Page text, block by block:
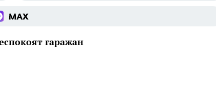
гаражан